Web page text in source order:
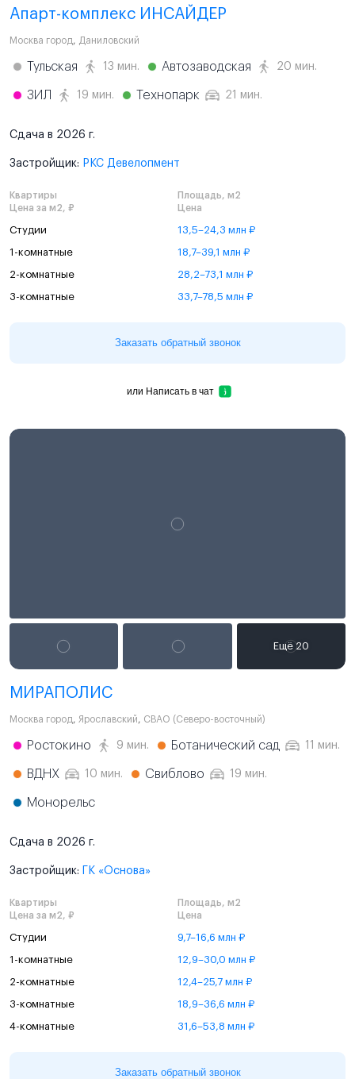
Апарт-комплекс ИНСАЙДЕР
Москва город, Даниловский
Тульская 13 мин. Автозаводская 20 мин.
ЗИЛ 19 мин. Технопарк 21 мин.
Сдача в 2026 г.
Застройщик: РКС Девелопмент
Квартиры
Площадь, м2
Цена за м2, ₽
Цена
Студии 13,5–24,3 млн ₽
1-комнатные 18,7–39,1 млн ₽
2-комнатные 28,2–73,1 млн ₽
3-комнатные 33,7–78,5 млн ₽
Заказать обратный звонок
или Написать в чат
МИРАПОЛИС
Москва город, Ярославский, СВАО (Северо-восточный)
Ростокино 9 мин. Ботанический сад 11 мин.
ВДНХ 10 мин. Свиблово 19 мин.
Монорельс
Сдача в 2026 г.
Застройщик: ГК «Основа»
Квартиры
Площадь, м2
Цена за м2, ₽
Цена
Студии 9,7–16,6 млн ₽
1-комнатные 12,9–30,0 млн ₽
2-комнатные 12,4–25,7 млн ₽
3-комнатные 18,9–36,6 млн ₽
4-комнатные 31,6–53,8 млн ₽
Заказать обратный звонок